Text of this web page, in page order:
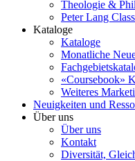
Theologie &
Peter Lang
Kataloge
Kataloge
Monatliche
«Coursebook»
Weiteres
Neuigkeiten und
Über uns
Über uns
Kontakt
Diversität,